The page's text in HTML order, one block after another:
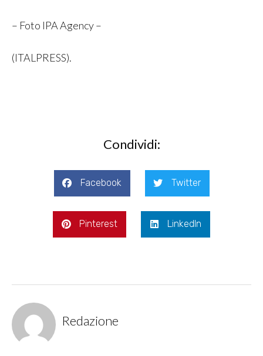
– Foto IPA Agency –
(ITALPRESS).
Condividi:
Facebook Twitter
Pinterest LinkedIn
Redazione